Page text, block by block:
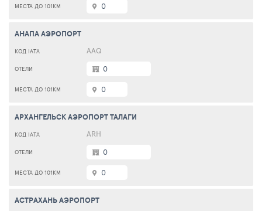
0
АНАПА АЭРОПОРТ
AAQ
0
0
АРХАНГЕЛЬСК АЭРОПОРТ ТАЛАГИ
ARH
0
0
АСТРАХАНЬ АЭРОПОРТ